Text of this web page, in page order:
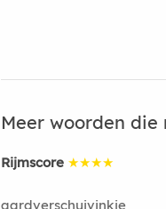
Meer woorden die
Rijmscore ★★★★
aardverschuivinkje